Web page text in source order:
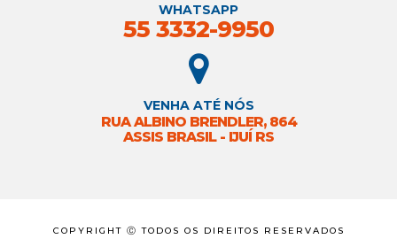
WHATSAPP
55 3332-9950
VENHA ATÉ NÓS
RUA ALBINO BRENDLER, 864
ASSIS BRASIL - IJUÍ RS
COPYRIGHT Ⓒ TODOS OS DIREITOS RESERVADOS